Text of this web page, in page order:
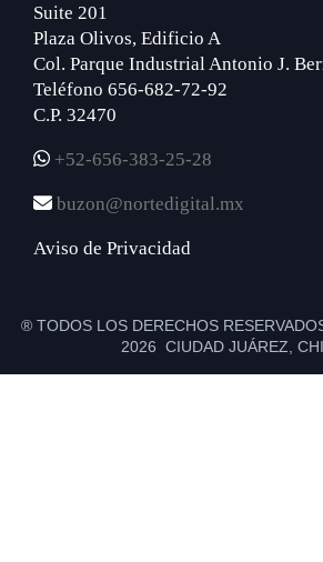
Suite 201
Plaza Olivos, Edificio A
Col. Parque Industrial Antonio J.
Teléfono 656-682-72-92
C.P. 32470
+52-656-383-25-28
buzon@nortedigital.mx
Aviso de Privacidad
® TODOS LOS DERECHOS
2026 CIUDAD JUÁREZ,